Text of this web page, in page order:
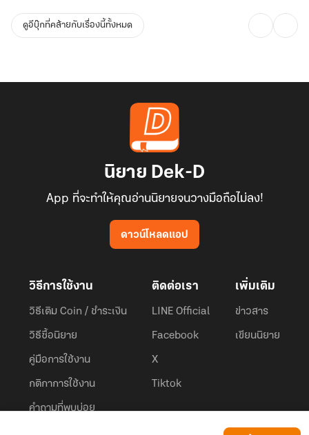
ดูอีบุ๊กที่คล้ายกับเรื่องนี้ทั้งหมด
นิยาย Dek-D
App ที่จะทำให้คุณอ่านนิยายจนวางมือถือไม่ลง!
ดาวน์โหลดแอป
วิธีการใช้งาน
วิธีเติม Coin / ชำระเงิน
วิธีซื้อนิยาย
คู่มือการใช้งาน
กติกาการใช้งาน
คำถามที่พบบ่อย
ติดต่อเรา
LINE Official
Facebook
X
Tiktok
เพิ่มเติม
ข่าวสาร
เขียนนิยาย